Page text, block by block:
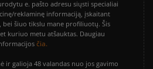
e. pašto adresu siųsti specialiai
reklaminę informaciją, įskaitant
šiuo tikslu mane profiliuotų. Šis
kuriuo metu atšauktas. Daugiau
čia.
ir galioja 48 valandas nuo jos gavimo